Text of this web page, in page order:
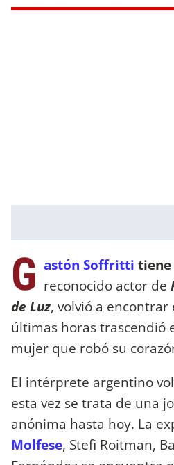
G astón Soffritti tiene
reconocido actor de
de Luz, volvió a
últimas horas trascendió
mujer que robó su
El intérprete argentino
esta vez se trata de una
anónima hasta hoy. La
Molfese, Stefi Roitman,